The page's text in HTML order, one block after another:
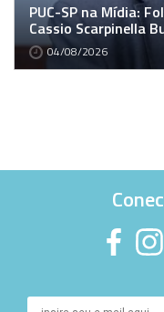
PUC-SP na Mídia:
Cassio Scarpinella
04/08/2026